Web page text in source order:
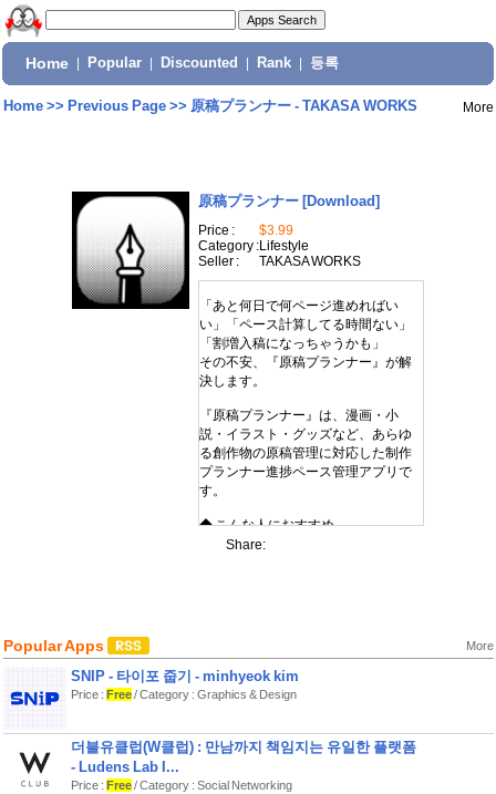
Home Popular Discounted Rank 등록
Home>> Previous Page>> 原稿プランナー - TAKASA WORKS More
原稿プランナー [Download]
Price :
$3.99
Category :Lifestyle
Seller :
TAKASA WORKS
「あと何日で何ページ進めればい
い」「ペース計算してる時間ない」
「割増入稿になっちゃうかも」
その不安、『原稿プランナー』が解
決します。
『原稿プランナー』は、漫画・小
説・イラスト・グッズなど、あらゆ
る創作物の原稿管理に対応した制作
プランナー進捗ペース管理アプリで
す。
◆ こんな人におすすめ
・同人誌の入稿締切がいつもギリギ
ールが欲しい方
【機能紹介】
入力すると、工程ごと全体のスケジ
早割・通常・割増の3段階の入稿締切
Share:
Popular Apps More
SNIP - 타이포 줍기 - minhyeok kim
Price : Free/ Category : Graphics & Design
더블유클럽(W클럽) : 만남까지 책임지는 유일한 플랫폼
- Ludens Lab I...
Price : Free/ Category : Social Networking